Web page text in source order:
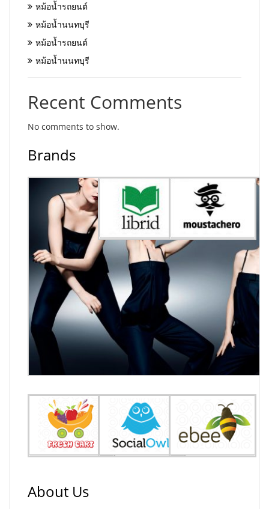
หม้อน้ำรถยนต์
หม้อน้ำนนทบุรี
หม้อน้ำรถยนต์
หม้อน้ำนนทบุรี
Recent Comments
No comments to show.
Brands
About Us